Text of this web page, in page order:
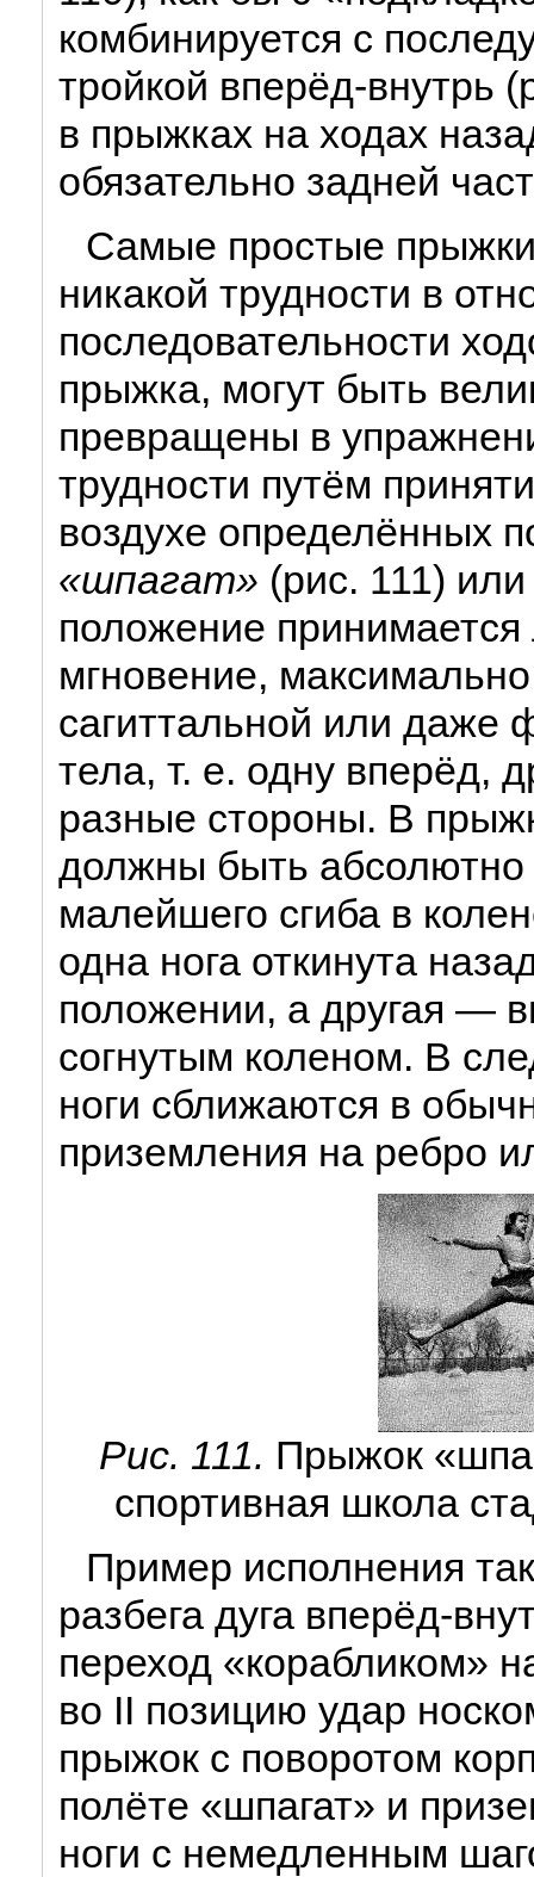
комбинируется с
тройкой вперёд-внутрь
в прыжках на ходах
обязательно задней
Самые простые
никакой трудности в
последовательности
прыжка, могут быть
превращены в
трудности путём
воздухе определённых
«шпагат» (рис. 111)
положение
мгновение,
сагиттальной или даже
тела, т. е. одну вперёд,
разные стороны. В
должны быть абсолютно
малейшего сгиба в
одна нога откинута
положении, а другая —
согнутым коленом. В
ноги сближаются в
приземления на ребро
Рис. 111. Прыжок
спортивная школа
Пример исполнения
разбега дуга вперёд-
переход «корабликом»
во II позицию удар
прыжок с поворотом
полёте «шпагат» и
ноги с немедленным